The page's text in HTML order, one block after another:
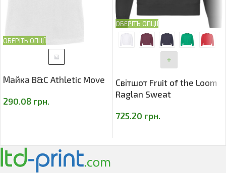
ОБЕРІТЬ ОПЦІЇ
Майка B&C Athletic Move
290.08 грн.
ОБЕРІТЬ ОПЦІЇ
Світшот Fruit of the Loom
Raglan Sweat
725.20 грн.